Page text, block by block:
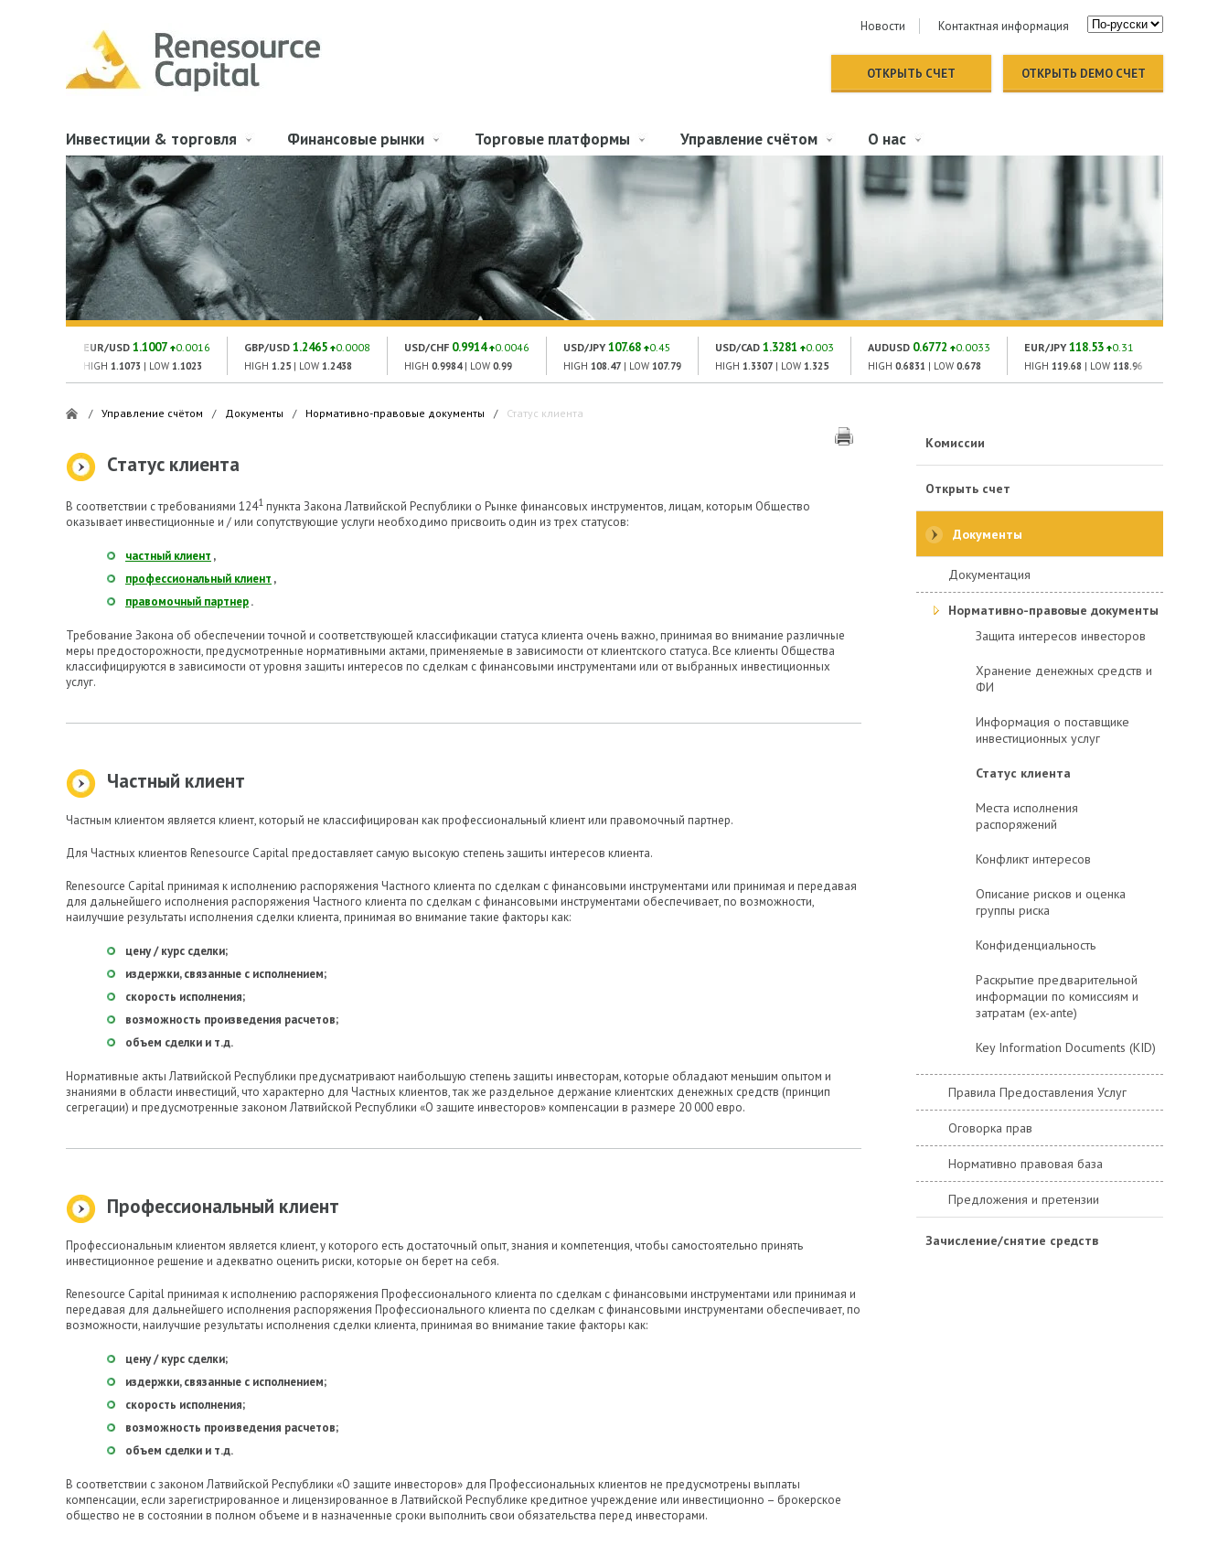
Новости Контактная информация
ОТКРЫТЬ СЧЕТ ОТКРЫТЬ DEMO СЧЕТ
Инвестиции & торговля Финансовые рынки Торговые платформы Управление счётом О нас
EUR/USD 1.1007 0.0016
HIGH 1.1073 | LOW 1.1023
GBP/USD 1.2465 0.0008
HIGH 1.25 | LOW 1.2438
USD/CHF 0.9914 0.0046
HIGH 0.9984| LOW 0.99
USD/JPY 107.68 0.45
HIGH 108.47 | LOW 107.79
USD/CAD 1.3281 0.003
HIGH 1.3307 | LOW 1.325
AUDUSD 0.6772 0.0033
HIGH 0.6831 | LOW 0.678
EUR/JPY 118.53 0.31
HIGH 119.68 | LOW 118.96
/ Управление счётом / Документы / Нормативно-правовые документы / Статус клиента
Комиссии
Открыть счет
Документы
Документация
Нормативно-правовые документы
Защита интересов инвесторов
Хранение денежных средств и
ФИ
Информация о поставщике
инвестиционных услуг
Статус клиента
Места исполнения
распоряжений
Конфликт интересов
Описание рисков и оценка
группы риска
Конфиденциальность
Раскрытие предварительной
информации по комиссиям и
затратам (ex-ante)
Key Information Documents (KID)
Правила Предоставления Услуг
Оговорка прав
Нормативно правовая база
Предложения и претензии
Зачисление/снятие средств
Статус клиента
В соответствии с требованиями 1241 пункта Закона Латвийской Республики о Рынке финансовых инструментов, лицам, которым Общество
оказывает инвестиционные и / или сопутствующие услуги необходимо присвоить один из трех статусов:
частный клиент ,
профессиональный клиент ,
правомочный партнер.
Требование Закона об обеспечении точной и соответствующей классификации статуса клиента очень важно, принимая во внимание различные
меры предосторожности, предусмотренные нормативными актами, применяемые в зависимости от клиентского статуса. Все клиенты Общества
классифицируются в зависимости от уровня защиты интересов по сделкам с финансовыми инструментами или от выбранных инвестиционных
услуг.
Частный клиент
Частным клиентом является клиент, который не классифицирован как профессиональный клиент или правомочный партнер.
Для Частных клиентов Renesource Capital предоставляет самую высокую степень защиты интересов клиента.
Renesource Capital принимая к исполнению распоряжения Частного клиента по сделкам с финансовыми инструментами или принимая и передавая
для дальнейшего исполнения распоряжения Частного клиента по сделкам с финансовыми инструментами обеспечивает, по возможности,
наилучшие результаты исполнения сделки клиента, принимая во внимание такие факторы как:
цену / курс сделки;
издержки, связанные с исполнением;
скорость исполнения;
возможность произведения расчетов;
объем сделки и т.д.
Нормативные акты Латвийской Республики предусматривают наибольшую степень защиты инвесторам, которые обладают меньшим опытом и
знаниями в области инвестиций, что характерно для Частных клиентов, так же раздельное держание клиентских денежных средств (принцип
сегрегации) и предусмотренные законом Латвийской Республики «О защите инвесторов» компенсации в размере 20 000 евро.
Профессиональный клиент
Профессиональным клиентом является клиент, у которого есть достаточный опыт, знания и компетенция, чтобы самостоятельно принять
инвестиционное решение и адекватно оценить риски, которые он берет на себя.
Renesource Capital принимая к исполнению распоряжения Профессионального клиента по сделкам с финансовыми инструментами или принимая и
передавая для дальнейшего исполнения распоряжения Профессионального клиента по сделкам с финансовыми инструментами обеспечивает, по
возможности, наилучшие результаты исполнения сделки клиента, принимая во внимание такие факторы как:
цену / курс сделки;
издержки, связанные с исполнением;
скорость исполнения;
возможность произведения расчетов;
объем сделки и т.д.
В соответствии с законом Латвийской Республики «О защите инвесторов» для Профессиональных клиентов не предусмотрены выплаты
компенсации, если зарегистрированное и лицензированное в Латвийской Республике кредитное учреждение или инвестиционно – брокерское
общество не в состоянии в полном объеме и в назначенные сроки выполнить свои обязательства перед инвесторами.